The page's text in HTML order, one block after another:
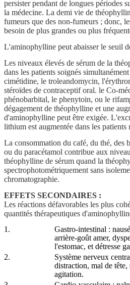
persister pendant de longues périodes
la médecine. La demi vie de
fumeurs que des non-fumeurs ; donc,
besoin de plus grandes ou plus
L'aminophylline peut abaisser le seuil
Les niveaux élevés de sérum de la
dans les patients soignés
cimétidine, le troleandomycin,
stéroïdes de contraceptif oral. le Co-
phénobarbital, le phenytoin, ou le
dégagement de théophylline et une
d'aminophylline peut être exigée.
lithium est augmentée dans les
La consommation du café, du thé, des
ou du paracétamol contribue aux
théophylline de sérum quand la
spectrophotométriquement sans
chromatographie.
EFFETS SECONDAIRES :
Les réactions défavorables les plus
quantités thérapeutiques
1.
Gastro-intestinal :
arrière-goût amer,
l'estomac, et détresse
2.
Système nerveux
distraction, mal de
agitation.